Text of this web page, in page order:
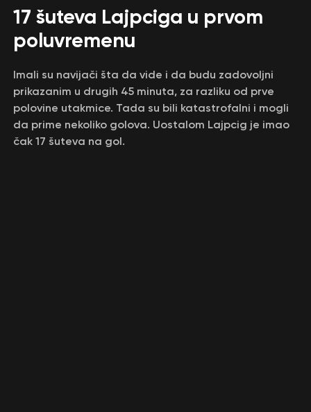
17 šuteva Lajpciga u prvom
poluvremenu
Imali su navijači šta da vide i da budu zadovoljni
prikazanim u drugih 45 minuta, za razliku od prve
polovine utakmice. Tada su bili katastrofalni i mogli
da prime nekoliko golova. Uostalom Lajpcig je imao
čak 17 šuteva na gol.